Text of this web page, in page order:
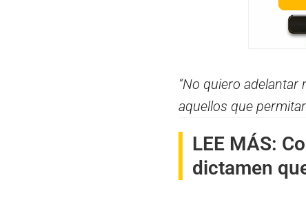
“No quiero
aquellos que
LEE MÁS:
dictamen